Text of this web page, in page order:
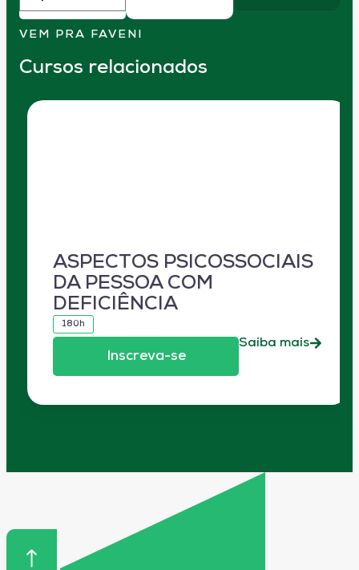
VEM PRA FAVENI
Cursos relacionados
ASPECTOS PSICOSSOCIAIS
DA PESSOA COM
DEFICIÊNCIA
180h
Inscreva-se
Saiba mais